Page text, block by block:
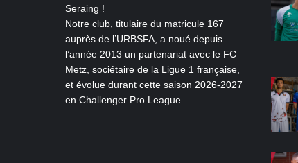
Seraing !
Notre club, titulaire du matricule 167
auprès de l’URBSFA, a noué depuis
l’année 2013 un partenariat avec le FC
Metz, sociétaire de la Ligue 1 française,
et évolue durant cette saison 2026-2027
en Challenger Pro League.